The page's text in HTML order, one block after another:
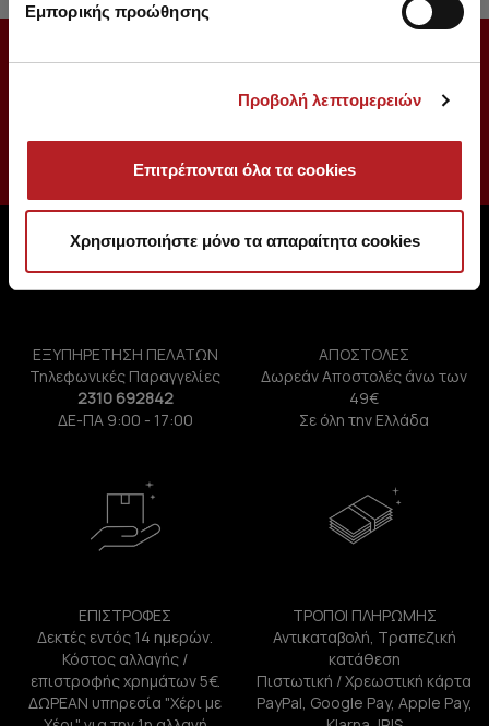
Εμπορικής προώθησης
Προβολή λεπτομερειών
Επιτρέπονται όλα τα cookies
Χρησιμοποιήστε μόνο τα απαραίτητα cookies
ΕΞΥΠΗΡΕΤΗΣΗ ΠΕΛΑΤΩΝ
Τηλεφωνικές Παραγγελίες
2310 692842
ΔΕ-ΠΑ 9:00 - 17:00
ΑΠΟΣΤΟΛΕΣ
Δωρεάν Αποστολές άνω των
49€
Σε όλη την Ελλάδα
ΕΠΙΣΤΡΟΦΕΣ
Δεκτές εντός 14 ημερών.
Κόστος αλλαγής /
επιστροφής χρημάτων 5€.
ΔΩΡΕΑΝ υπηρεσία "Χέρι με
ΤΡΟΠΟΙ ΠΛΗΡΩΜΗΣ
Αντικαταβολή, Τραπεζική
κατάθεση
Πιστωτική / Χρεωστική κάρτα
PayPal, Google Pay, Apple Pay,